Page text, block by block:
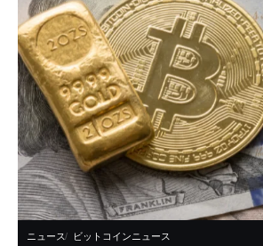
ニュース ビットコインニュース